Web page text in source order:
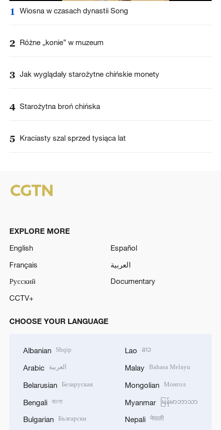
1 Wiosna w czasach dynastii Song
2 Różne „konie” w muzeum
3 Jak wyglądały starożytne chińskie monety
4 Starożytna broń chińska
5 Kraciasty szal sprzed tysiąca lat
EXPLORE MORE
English
Español
Français
العربية
Русский
Documentary
CCTV+
CHOOSE YOUR LANGUAGE
Albanian Shqip
Arabic العربية
Belarusian Беларуская
Bengali বাংলা
Bulgarian Български
Lao ລາວ
Malay Bahasa Melayu
Mongolian Монгол
Myanmar မြန်မာဘာသာ
Nepali नेपाली